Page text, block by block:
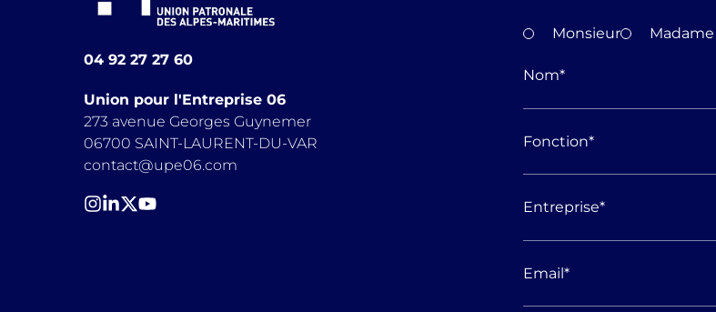
04 92 27 27 60
Union pour l'Entreprise 06
273 avenue Georges Guynemer
06700 SAINT-LAURENT-DU-VAR
contact@upe06.com
Monsieur Madame
Nom*
Fonction*
Entreprise*
Email*